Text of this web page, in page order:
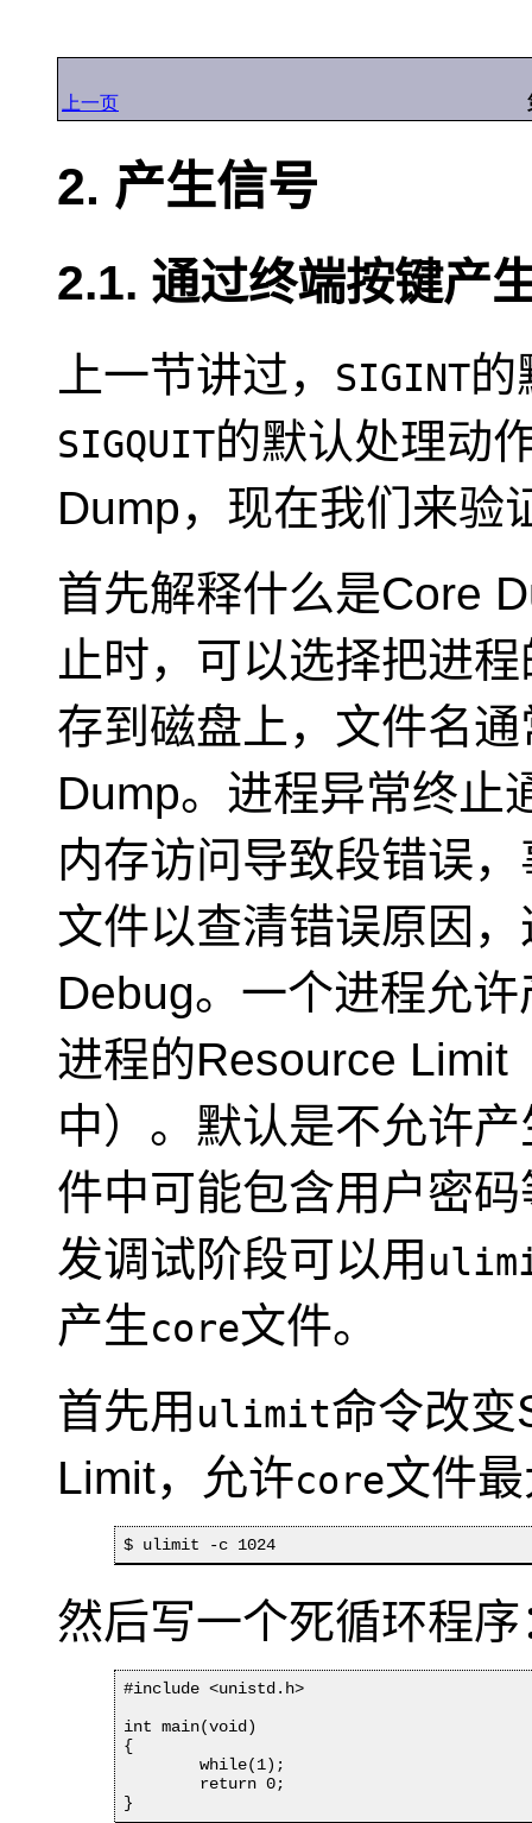
上一页
2. 产生信号
2.1. 通过终端按键产
上一节讲过， SIGINT的
SIGQUIT的默认处理动
Dump，现在我们来验
首先解释什么是Core
止时，可以选择把进
存到磁盘上，文件名通
Dump。进程异常终止
内存访问导致段错误
文件以查清错误原因
Debug。一个进程允
进程的Resource Limit
中）。默认是不允许产
件中可能包含用户密
发调试阶段可以用
产生core文件。
首先用 ulimit命令改
Limit，允许core文件
$ ulimit -c 1024
然后写一个死循环程序
#include <unistd.h>
int main(void)
{
	while(1);
}